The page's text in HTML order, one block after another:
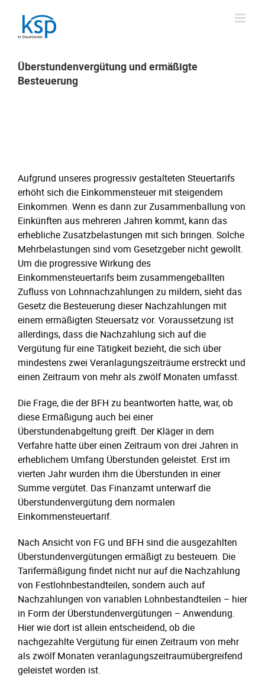
content
Überstundenvergütung und ermäßigte
Besteuerung
Aufgrund unseres progressiv gestalteten Steuertarifs
erhöht sich die Einkommensteuer mit steigendem
Einkommen. Wenn es dann zur Zusammenballung von
Einkünften aus mehreren Jahren kommt, kann das
erhebliche Zusatzbelastungen mit sich bringen. Solche
Mehrbelastungen sind vom Gesetzgeber nicht gewollt.
Um die progressive Wirkung des
Einkommensteuertarifs beim zusammengeballten
Zufluss von Lohnnachzahlungen zu mildern, sieht das
Gesetz die Besteuerung dieser Nachzahlungen mit
einem ermäßigten Steuersatz vor. Voraussetzung ist
allerdings, dass die Nachzahlung sich auf die
Vergütung für eine Tätigkeit bezieht, die sich über
mindestens zwei Veranlagungszeiträume erstreckt und
einen Zeitraum von mehr als zwölf Monaten umfasst.
Die Frage, die der BFH zu beantworten hatte, war, ob
diese Ermäßigung auch bei einer
Überstundenabgeltung greift. Der Kläger in dem
Verfahre hatte über einen Zeitraum von drei Jahren in
erheblichem Umfang Überstunden geleistet. Erst im
vierten Jahr wurden ihm die Überstunden in einer
Summe vergütet. Das Finanzamt unterwarf die
Überstundenvergütung dem normalen
Einkommensteuertarif.
Nach Ansicht von FG und BFH sind die ausgezahlten
Überstundenvergütungen ermäßigt zu besteuern. Die
Tarifermäßigung findet nicht nur auf die Nachzahlung
von Festlohnbestandteilen, sondern auch auf
Nachzahlungen von variablen Lohnbestandteilen – hier
in Form der Überstundenvergütungen – Anwendung.
Hier wie dort ist allein entscheidend, ob die
nachgezahlte Vergütung für einen Zeitraum von mehr
als zwölf Monaten veranlagungszeitraumübergreifend
geleistet worden ist.